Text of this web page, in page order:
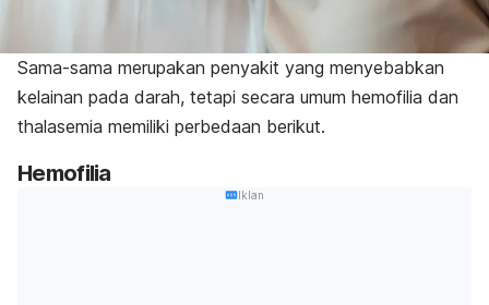
Sama-sama merupakan penyakit yang menyebabkan
kelainan pada darah, tetapi secara umum hemofilia dan
thalasemia memiliki perbedaan berikut.
Hemofilia
Iklan